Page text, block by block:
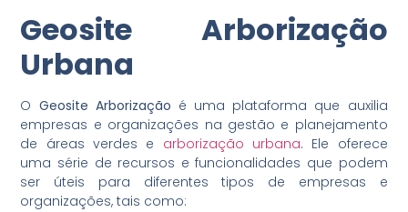
Geosite Arborização
Urbana
O Geosite Arborização é uma plataforma que auxilia
empresas e organizações na gestão e planejamento
de áreas verdes e arborização urbana. Ele oferece
uma série de recursos e funcionalidades que podem
ser úteis para diferentes tipos de empresas e
organizações, tais como: